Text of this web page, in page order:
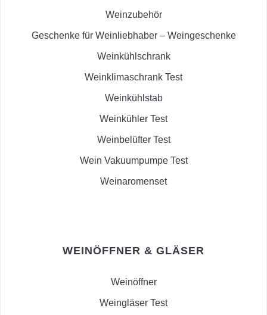
Weinzubehör
Geschenke für Weinliebhaber – Weingeschenke
Weinkühlschrank
Weinklimaschrank Test
Weinkühlstab
Weinkühler Test
Weinbelüfter Test
Wein Vakuumpumpe Test
Weinaromenset
WEINÖFFNER & GLÄSER
Weinöffner
Weingläser Test